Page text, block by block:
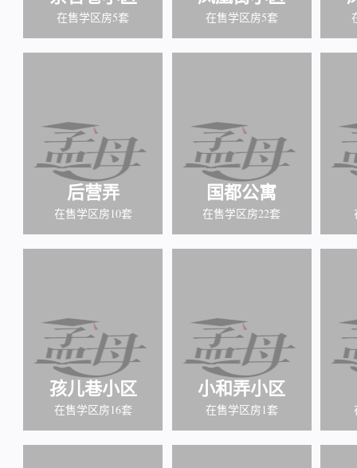
在售学区房5套 在售学区房5套
后营弄
在售学区房10套
国都公寓
在售学区房22套
孩儿巷小区
在售学区房16套
小和弄小区
在售学区房1套